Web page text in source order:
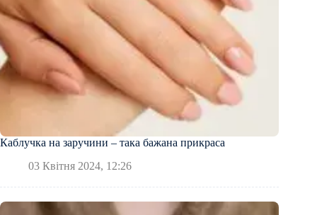
Каблучка на заручини – така бажана прикраса
03 Квітня 2024, 12:26